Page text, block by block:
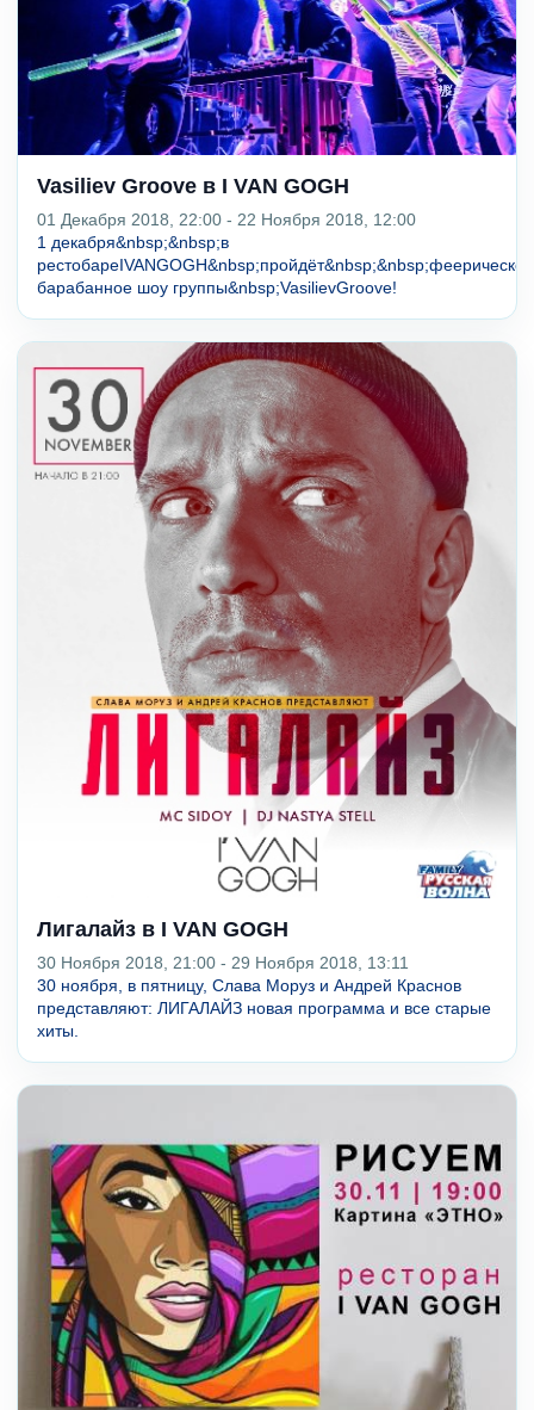
Vasiliev Groove в I VAN GOGH
01 Декабря 2018, 22:00 - 22 Ноября 2018, 12:00
1 декабря&nbsp;&nbsp;в
рестобареIVANGOGH&nbsp;пройдёт&nbsp;&nbsp;феерическое
барабанное шоу группы&nbsp;VasilievGroove!
Лигалайз в I VAN GOGH
30 Ноября 2018, 21:00 - 29 Ноября 2018, 13:11
30 ноября, в пятницу, Слава Моруз и Андрей Краснов
представляют: ЛИГАЛАЙЗ новая программа и все старые
хиты.